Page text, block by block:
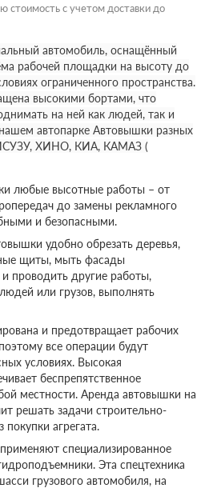
стоимость с учетом доставки до
автомобиль, оснащённый
рабочей площадки на высоту до
ограниченного пространства.
высокими бортами, что
на ней как людей, так и
автопарке Автовышки разных
ХИНО, КИА, КАМАЗ (
любые высотные работы – от
до замены рекламного
и безопасными.
удобно обрезать деревья,
щиты, мыть фасады
проводить другие работы,
или грузов, выполнять
и предотвращает рабочих
все операции будут
условиях. Высокая
беспрепятственное
местности. Аренда автовышки на
решать задачи строительно-
агрегата.
специализированное
Эта спецтехника
грузового автомобиля, на